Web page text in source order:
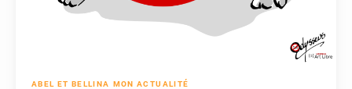
ABEL ET BELLINA MON ACTUALITÉ